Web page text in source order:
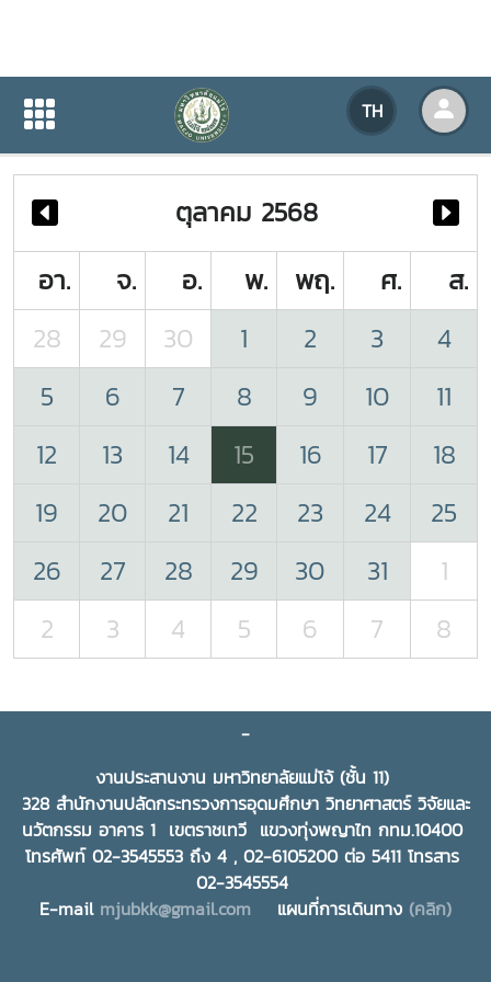
TH
ปฏิทินกิจกรรมของหน่วยงาน
ปฏิทินกิจกรรมของหน่วยงาน
ตุลาคม 2568
อา.
จ. อ. พ. พฤ. ศ.
ส.
28
29 30 1 2 3
4
5
6 7 8 9 10
11
12
13 14 15 16 17
18
19
20 21 22 23 24
25
26
27 28 29 30 31
1
2
3 4 5 6 7 8
-
งานประสานงาน มหาวิทยาลัยแม่โจ้ (ชั้น 11)
328 สำนักงานปลัดกระทรวงการอุดมศึกษา วิทยาศาสตร์ วิจัยและ
นวัตกรรม อาคาร 1 เขตราชเทวี แขวงทุ่งพญาไท กทม.10400
โทรศัพท์ 02-3545553 ถึง 4 , 02-6105200 ต่อ 5411 โทรสาร
02-3545554
E-mail mjubkk@gmail.com แผนที่การเดินทาง (คลิก)